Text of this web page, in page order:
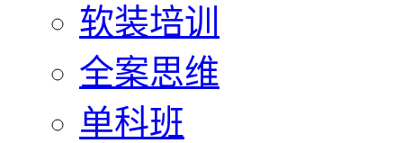
软装培训
全案思维
单科班